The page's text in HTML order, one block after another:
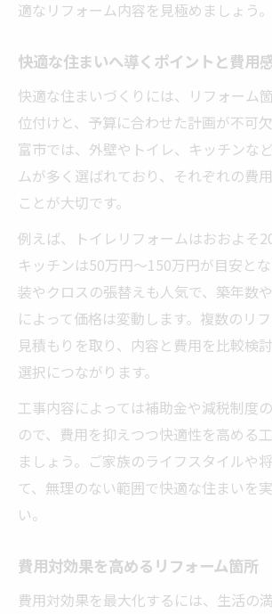
適なリフォーム内容を見極めましょう。
快適な住まいへ導くポイントと費用
快適な住まいづくりには、リフォーム
位付けと、予算に合わせた計画が不可
富市では、外壁やトイレ、キッチンな
ムが多く選ばれており、それぞれの費
ことが大切です。
例えば、トイレリフォームはおおよそ
キッチンは50万円～150万円が目安と
装やクロスの張替えも人気で、築年数
によって価格は変動します。複数のリ
見積もりを取り、内容と費用を比較検
選択につながります。
工事内容によっては補助金や減税制度
ので、費用を抑えつつ快適性を高める
ましょう。ご家族のライフスタイルや
て、無理のない範囲で快適な住まいを
い。
費用対効果を高めるリフォーム箇所
費用対効果を最大化するには、生活の